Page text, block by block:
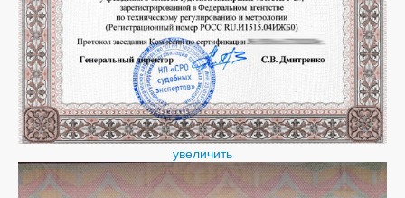
увеличить